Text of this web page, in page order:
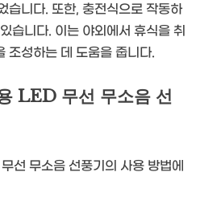
습니다. 또한, 충전식으로 작동하
습니다. 이는 야외에서 휴식을 취
조성하는 데 도움을 줍니다.
LED 무선 무소음 선
선 무소음 선풍기의 사용 방법에